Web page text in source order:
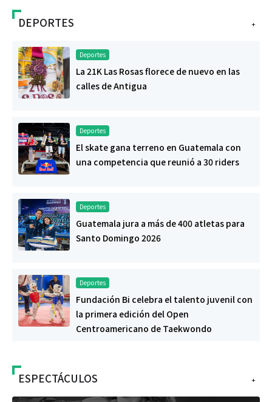
+
DEPORTES
Deportes
La 21K Las Rosas florece de nuevo en las
calles de Antigua
Deportes
El skate gana terreno en Guatemala con
una competencia que reunió a 30 riders
Deportes
Guatemala jura a más de 400 atletas para
Santo Domingo 2026
Deportes
Fundación Bi celebra el talento juvenil con
la primera edición del Open
Centroamericano de Taekwondo
+
ESPECTÁCULOS